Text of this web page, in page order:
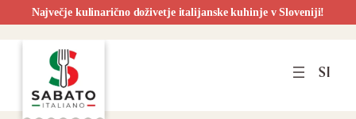
Preskoči
vsebino
Največje kulinarično doživetje italijanske kuhinje v Sloveniji!
SI